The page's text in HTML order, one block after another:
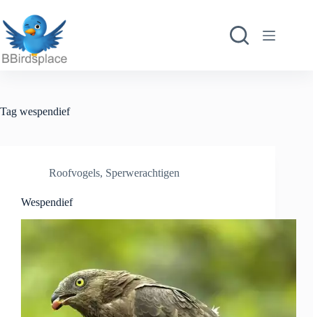
naar
de
inhoud
Tag wespendief
Roofvogels, Sperwerachtigen
Wespendief